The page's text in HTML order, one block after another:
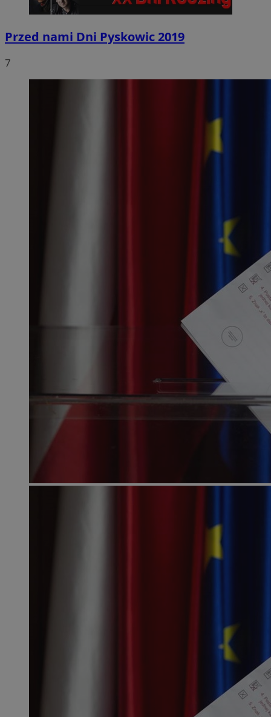
Przed nami Dni Pyskowic 2019
7